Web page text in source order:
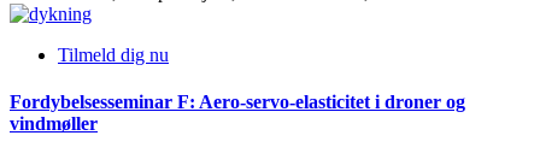
Tilmeld dig nu
Fordybelsesseminar F: Aero-servo-elasticitet i droner og
vindmøller